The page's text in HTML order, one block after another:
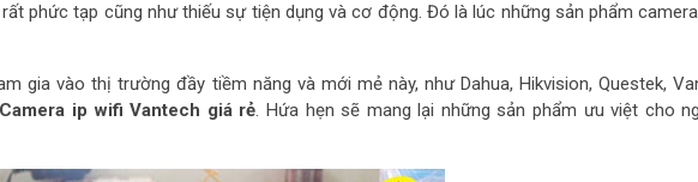
phức tạp cũng như thiếu sự tiện dụng và cơ động. Đó là lúc những sản phẩm
gia vào thị trường đầy tiềm năng và mới mẻ này, như Dahua, Hikvision, Questek,
Camera ip wifi Vantech giá rẻ. Hứa hẹn sẽ mang lại những sản phẩm ưu việt cho